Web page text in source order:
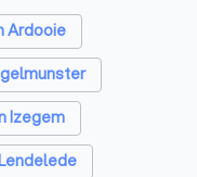
Ardooie
Izegem